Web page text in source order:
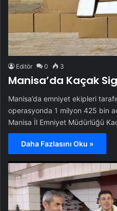
Editör 0 3
Manisa’da Kaçak
Manisa’da emniyet ekipleri
operasyonda 1 milyon 425 bin
Manisa İl Emniyet Müdürlüğü
Daha Fazlasını Oku »